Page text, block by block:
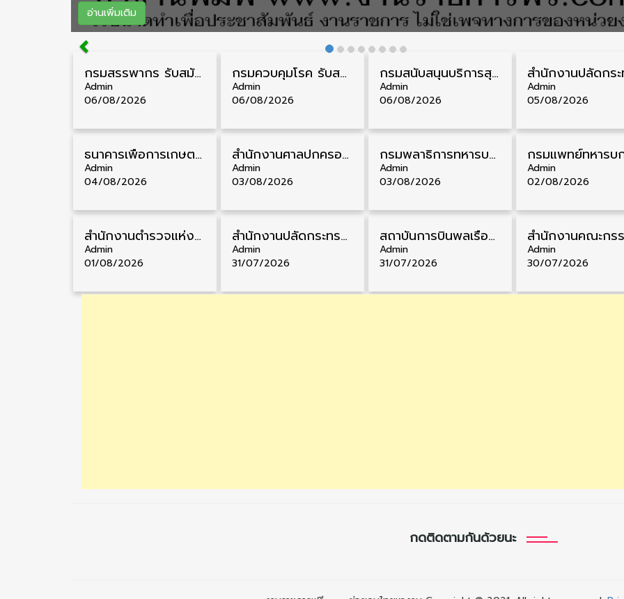
อ่านเพิ่มเติม
กรมสรรพากร รับสมัครลูกจ้างชั่วคราว วุฒิ ปวช./ป.ตรี 138 อัตรา รับสมัคร 17 – 31 สิงหาคม
Admin
06/08/2026
กรมควบคุมโรค รับสมัครสอบบรรจุเข้ารับราชการ วุฒิ ปวส./ป.ตรี 17 อัตรา รับสมัคร 17 สิงหาคม – 4 กันยายน
Admin
06/08/2026
กรมสนับสนุนบริการสุขภาพ รับสมัครคัดเลือกพนักงานราชการ วุฒิ ปวส./ป.ตรี 13 อัตรา รับสมัคร 11 – 20 สิงหาคม
Admin
06/08/2026
Admin
05/08/2026
ธนาคารเพื่อการเกษตรและสหกรณ์การเกษตร รับสมัครบุคคลเพื่อเป็นผู้ช่วยพนักงาน วุฒิ ป.ตรี 5 อัตรา รับสมัคร 4 – 14 สิงหาคม
Admin
04/08/2026
สํานักงานศาลปกครอง รับสมัครสอบบรรจุเข้ารับราชการ วุฒิ ป.ตรี 72 อัตรา รับสมัคร 31 สิงหาคม – 18 กันยายน
Admin
03/08/2026
กรมพลาธิการทหารบก รับสมัครพนักงานราชการ วุฒิ ม.3/ม.6/ปวช. 66 อัตรา รับสมัคร 10 – 17 สิงหาคม
Admin
03/08/2026
Admin
02/08/2026
สำนักงานตำรวจแห่งชาติ รับสมัครสอบนายสิบตำรวจ วุฒิ ม.6/ปวช. 6,000 อัตรา รับสมัคร 8 – 19 สิงหาคม
Admin
01/08/2026
สำนักงานปลัดกระทรวงพาณิชย์ รับสมัครคัดเลือกพนักงานราชการ วุฒิ ปวส./ป.ตรี 11 อัตรา รับสมัคร 10 – 21 สิงหาคม
Admin
31/07/2026
สถาบันการบินพลเรือน รับสมัครคัดเลือกเป็นพนักงาน วุฒิ ป.ตรี/ป.โท/ป.เอก 11 อัตรา รับสมัคร 27 กรกฎาคม – 10 สิงหาคม
Admin
31/07/2026
Admin
30/07/2026
กดติดตามกันด้วยนะ